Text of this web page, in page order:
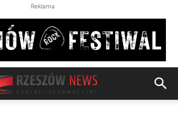
Reklama